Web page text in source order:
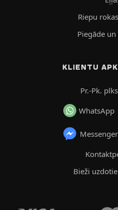
Riepu
Piegāde
KLIENTU
Pr.-Pk.
WhatsApp
Messenger
Bieži